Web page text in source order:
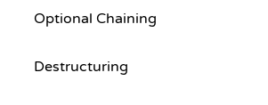
Optional Chaining
Destructuring